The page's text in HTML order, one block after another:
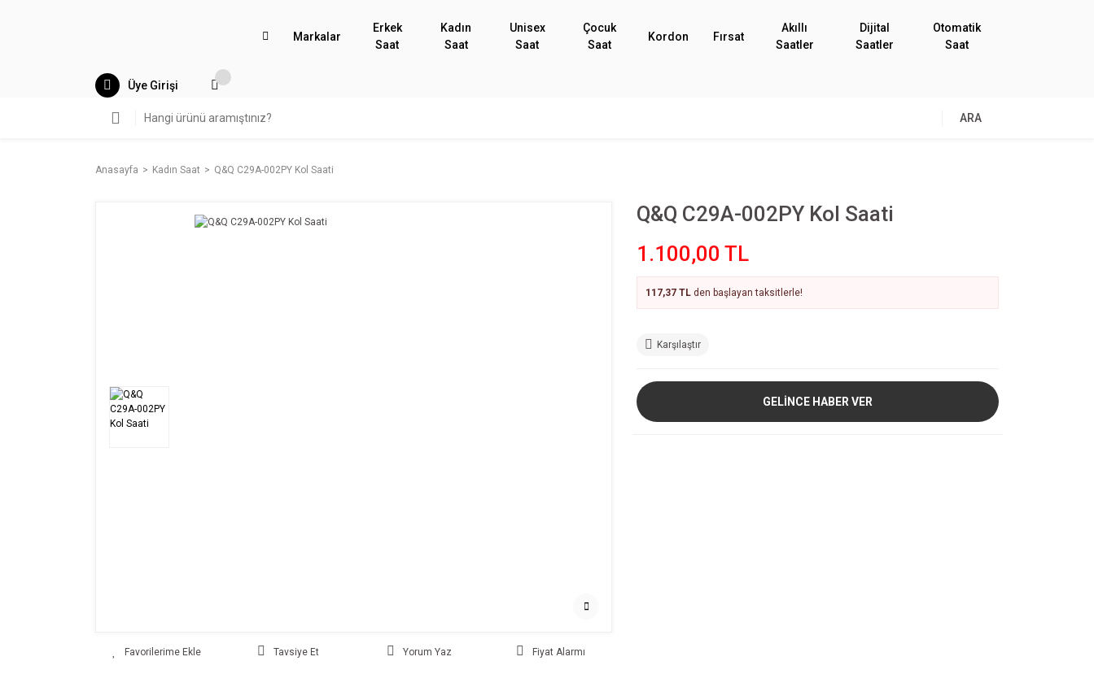
Markalar
Erkek
Saat
Kadın
Saat
Unisex
Saat
Çocuk
Saat
Kordon Fırsat
Akıllı
Saatler
Dijital
Saatler
Otomatik
Saat
Üye Girişi
ARA
Anasayfa Kadın Saat Q&Q C29A-002PY Kol Saati
Tavsiye Et Yorum Yaz Fiyat Alarmı
Q&Q C29A-002PY Kol Saati
1.100,00 TL
117,37 TL den başlayan taksitlerle!
Karşılaştır
GELİNCE HABER VER